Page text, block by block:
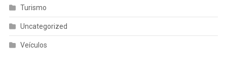
Turismo
Uncategorized
Veículos